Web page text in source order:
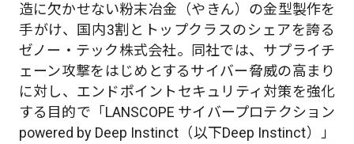
造に欠かせない粉末冶金（やきん）の金型製作を
手がけ、国内3割とトップクラスのシェアを誇る
ゼノー・テック株式会社。同社では、サプライチ
ェーン攻撃をはじめとするサイバー脅威の高まり
に対し、エンドポイントセキュリティ対策を強化
する目的で「LANSCOPE サイバープロテクション
powered by Deep Instinct（以下Deep Instinct）」